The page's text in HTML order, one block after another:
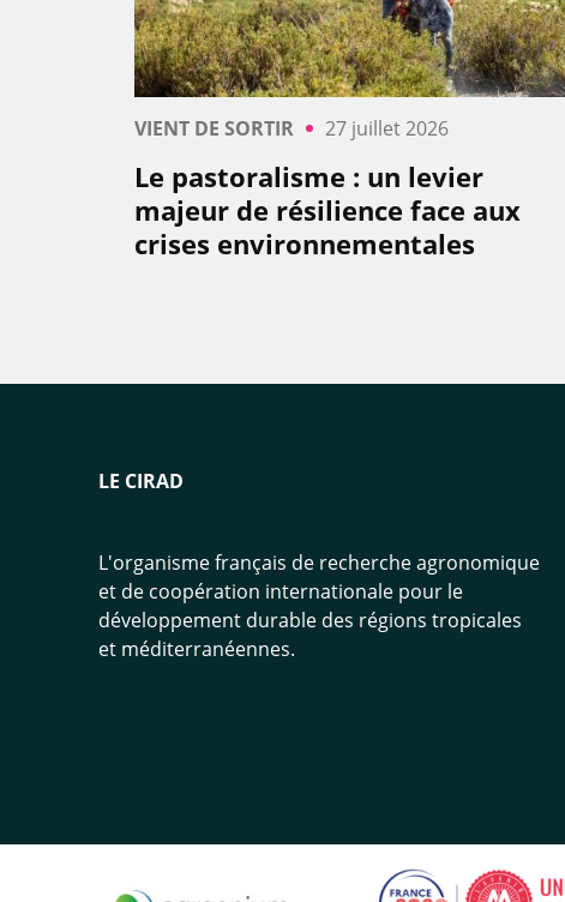
VIENT DE SORTIR 27 juillet 2026
Le pastoralisme : un levier
majeur de résilience face aux
crises environnementales
LE CIRAD
L'organisme français de recherche agronomique
et de coopération internationale pour le
développement durable des régions tropicales
et méditerranéennes.